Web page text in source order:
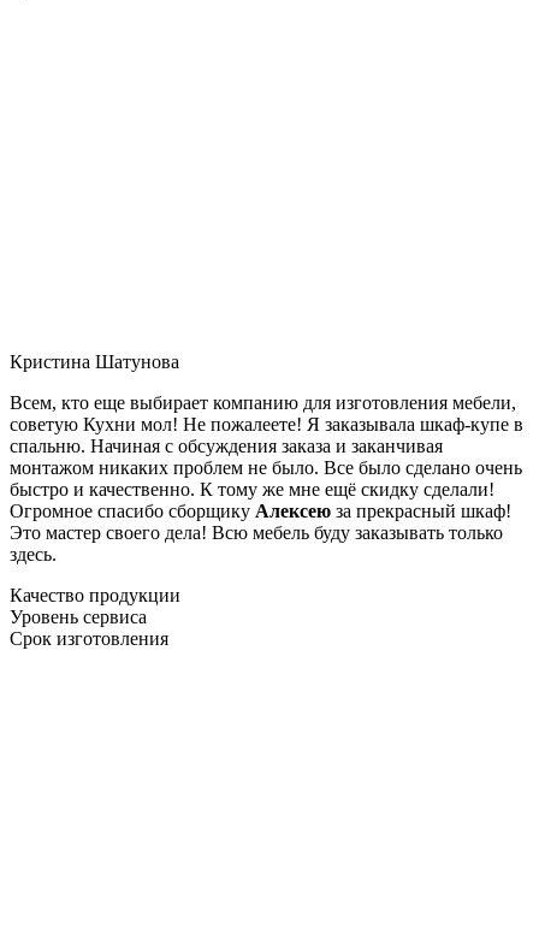
Кристина Шатунова
Всем, кто еще выбирает компанию для изготовления мебели,
советую Кухни мол! Не пожалеете! Я заказывала шкаф-купе в
спальню. Начиная с обсуждения заказа и заканчивая
монтажом никаких проблем не было. Все было сделано очень
быстро и качественно. К тому же мне ещё скидку сделали!
Огромное спасибо сборщику Алексею за прекрасный шкаф!
Это мастер своего дела! Всю мебель буду заказывать только
здесь.
Качество продукции
Уровень сервиса
Срок изготовления